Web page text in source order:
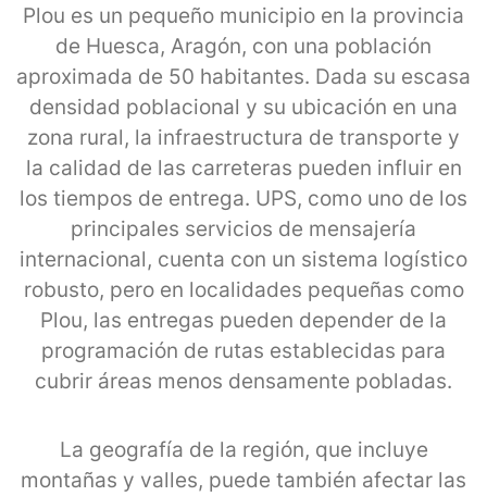
Plou es un pequeño municipio en la provincia
de Huesca, Aragón, con una población
aproximada de 50 habitantes. Dada su escasa
densidad poblacional y su ubicación en una
zona rural, la infraestructura de transporte y
la calidad de las carreteras pueden influir en
los tiempos de entrega. UPS, como uno de los
principales servicios de mensajería
internacional, cuenta con un sistema logístico
robusto, pero en localidades pequeñas como
Plou, las entregas pueden depender de la
programación de rutas establecidas para
cubrir áreas menos densamente pobladas.
La geografía de la región, que incluye
montañas y valles, puede también afectar las